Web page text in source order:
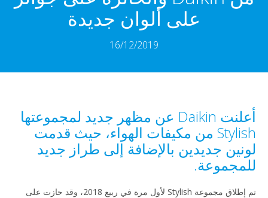
على ألوان جديدة
16/12/2019
أعلنت Daikin عن مظهر جديد لمجموعتها
Stylish من مكيفات الهواء، حيث قدمت
جديدين بالإضافة إلى طراز جديد
تم إطلاق مجموعة Stylish لأول مرة في ربيع 2018، وقد حازت على